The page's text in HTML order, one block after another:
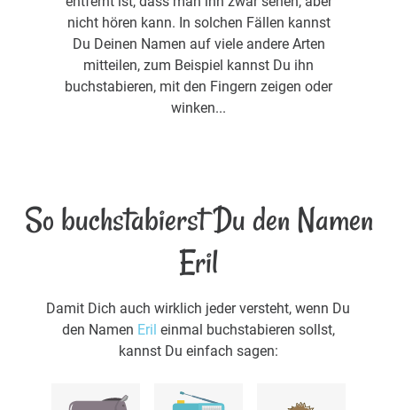
nicht hören kann. In solchen Fällen kannst
Du Deinen Namen auf viele andere Arten
mitteilen, zum Beispiel kannst Du ihn
buchstabieren, mit den Fingern zeigen oder
winken...
So buchstabierst Du den Namen
Eril
Damit Dich auch wirklich jeder versteht, wenn Du
den Namen Eril einmal buchstabieren sollst,
kannst Du einfach sagen: